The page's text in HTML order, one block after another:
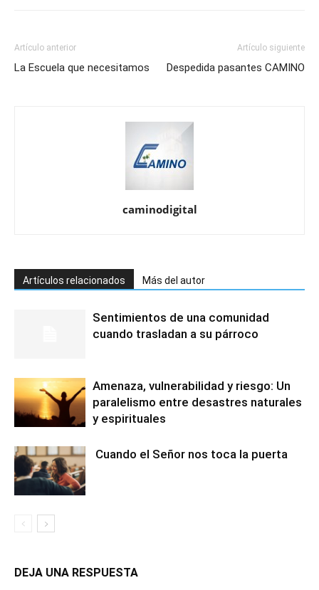
Artículo anterior
La Escuela que necesitamos
Artículo siguiente
Despedida pasantes CAMINO
caminodigital
Artículos relacionados Más del autor
Sentimientos de una comunidad
cuando trasladan a su párroco
Amenaza, vulnerabilidad y riesgo: Un
paralelismo entre desastres naturales
y espirituales
Cuando el Señor nos toca la puerta
DEJA UNA RESPUESTA